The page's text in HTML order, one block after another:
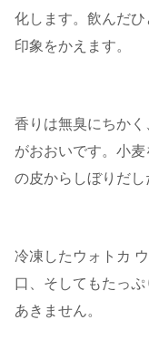
化します。飲んだ
印象をかえます。
香りは無臭にちか
がおおいです。小
の皮からしぼりだし
冷凍したウォトカ
口、そしてもたっ
あきません。